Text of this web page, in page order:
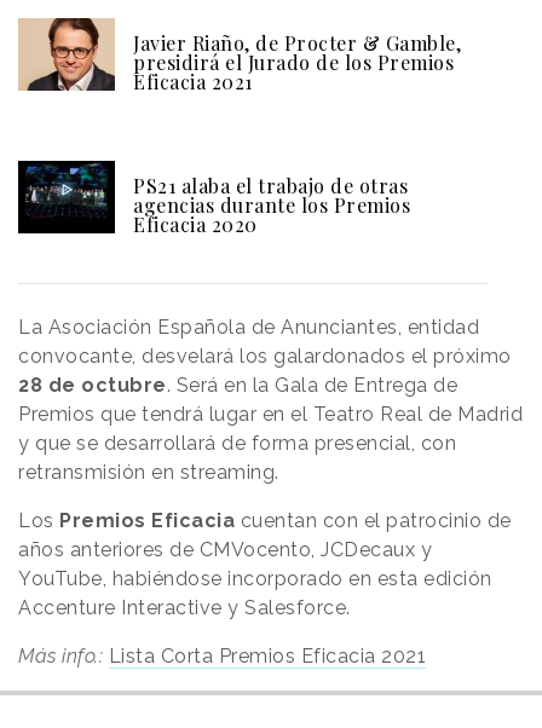
Javier Riaño, de Procter & Gamble,
presidirá el Jurado de los Premios
Eficacia 2021
PS21 alaba el trabajo de otras
agencias durante los Premios
Eficacia 2020
La Asociación Española de Anunciantes, entidad
convocante, desvelará los galardonados el próximo
28 de octubre. Será en la Gala de Entrega de
Premios que tendrá lugar en el Teatro Real de Madrid
y que se desarrollará de forma presencial, con
retransmisión en streaming.
Los Premios Eficacia cuentan con el patrocinio de
años anteriores de CMVocento, JCDecaux y
YouTube, habiéndose incorporado en esta edición
Accenture Interactive y Salesforce.
Más info.: Lista Corta Premios Eficacia 2021